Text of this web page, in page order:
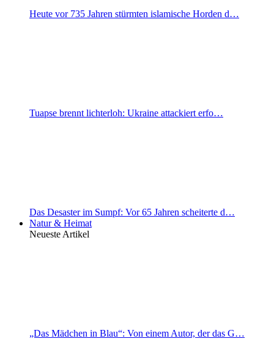
Heute vor 735 Jahren stürmten islamische Horden d…
Tuapse brennt lichterloh: Ukraine attackiert erfo…
Das Desaster im Sumpf: Vor 65 Jahren scheiterte d…
Natur & Heimat
Neueste Artikel
„Das Mädchen in Blau“: Von einem Autor, der das G…